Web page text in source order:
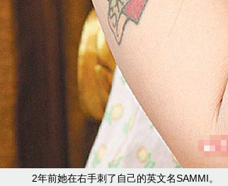
2年前她在右手刺了自己的英文名SAMMI。